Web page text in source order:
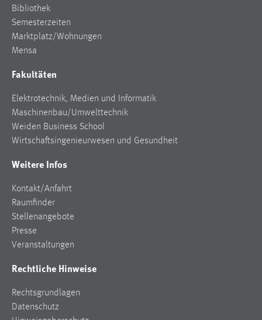
Bibliothek
Semesterzeiten
Marktplatz/Wohnungen
Mensa
Fakultäten
Elektrotechnik, Medien und Informatik
Maschinenbau/Umwelttechnik
Weiden Business School
Wirtschaftsingenieurwesen und Gesundheit
Weitere Infos
Kontakt/Anfahrt
Raumfinder
Stellenangebote
Presse
Veranstaltungen
Rechtliche Hinweise
Rechtsgrundlagen
Datenschutz
Anbieter:
Google Ireland Limited
Conversion-Tracking
Cookie Laufzeit:
3 Monate
Facebook Pixel
Name:
Anbieter:
Conversion-Tracking
Cookie Laufzeit: